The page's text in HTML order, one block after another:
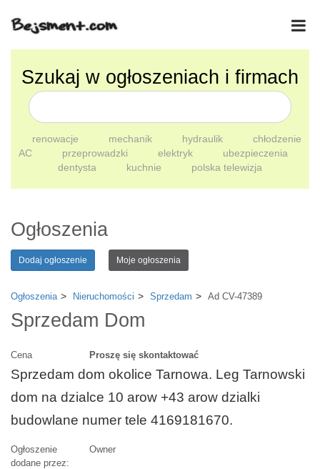
Szukaj w ogłoszeniach i firmach
renowacje mechanik hydraulik
chłodzenie
AC
przeprowadzki elektryk
ubezpieczenia
dentysta
kuchnie polska telewizja
Ogłoszenia
Dodaj ogłoszenie Moje ogłoszenia
Ogłoszenia Nieruchomości Sprzedam Ad CV-47389
Sprzedam Dom
Cena Proszę się skontaktować
Sprzedam dom okolice Tarnowa. Leg Tarnowski
dom na dzialce 10 arow +43 arow dzialki
budowlane numer tele 4169181670.
Ogłoszenie
dodane przez:
Owner